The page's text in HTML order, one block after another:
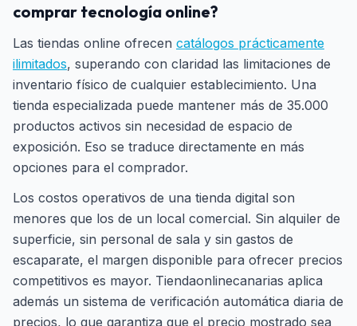
comprar tecnología online?
Las tiendas online ofrecen catálogos prácticamente
ilimitados, superando con claridad las limitaciones de
inventario físico de cualquier establecimiento. Una
tienda especializada puede mantener más de 35.000
productos activos sin necesidad de espacio de
exposición. Eso se traduce directamente en más
opciones para el comprador.
Los costos operativos de una tienda digital son
menores que los de un local comercial. Sin alquiler de
superficie, sin personal de sala y sin gastos de
escaparate, el margen disponible para ofrecer precios
competitivos es mayor. Tiendaonlinecanarias aplica
además un sistema de verificación automática diaria de
precios, lo que garantiza que el precio mostrado sea